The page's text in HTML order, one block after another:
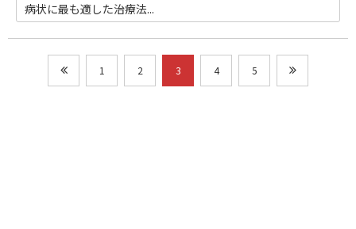
病状に最も適した治療法...
1 2 3 4 5